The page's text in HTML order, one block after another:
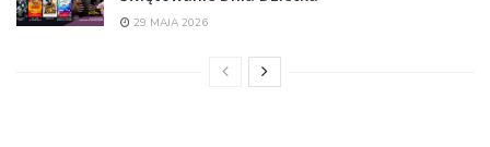
29 MAJA 2026